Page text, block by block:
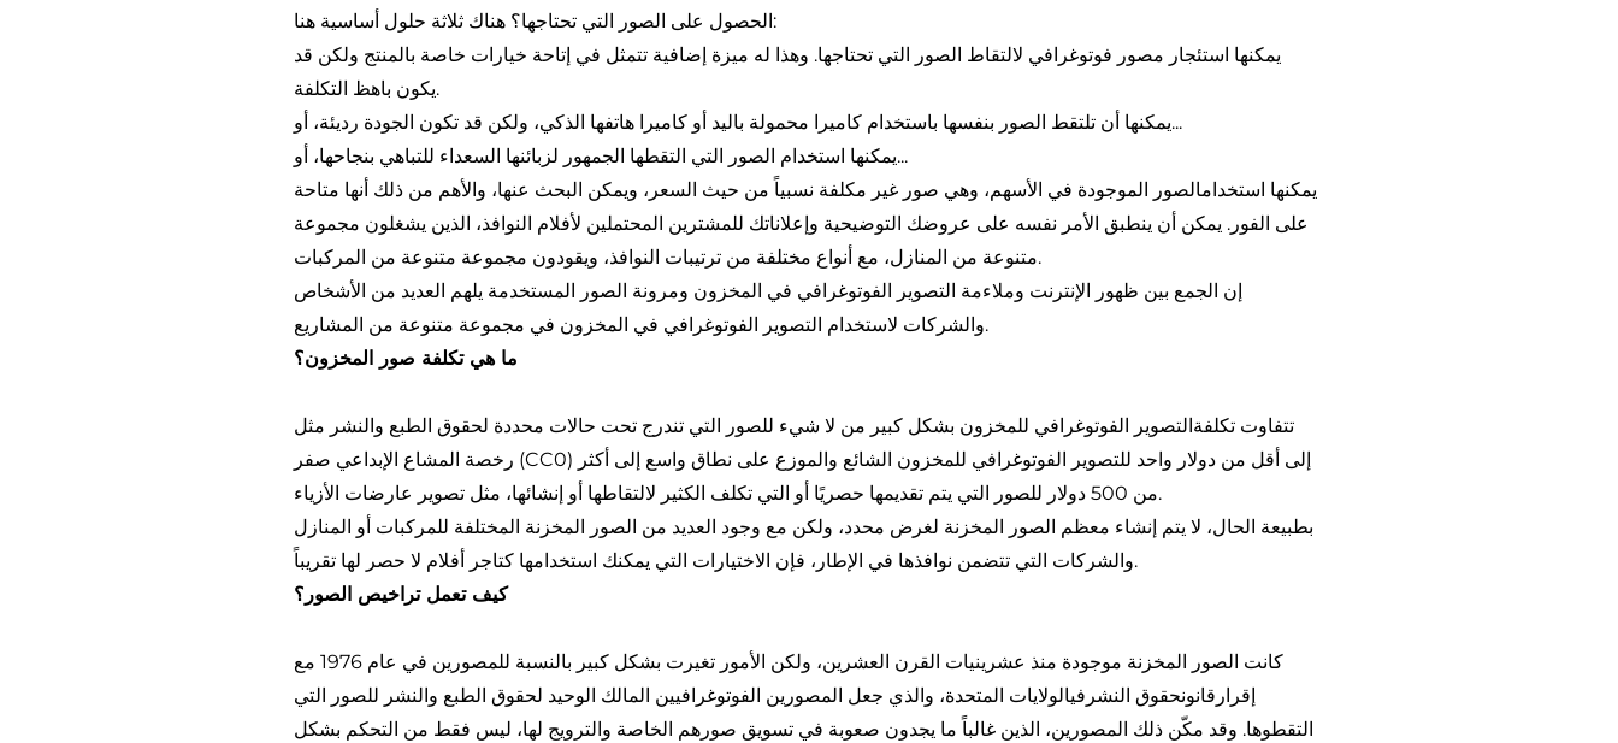
الحصول على الصور التي تحتاجها؟ هناك ثلاثة حلول أساسية هنا:
يمكنها استئجار مصور فوتوغرافي لالتقاط الصور التي تحتاجها. وهذا له ميزة إضافية تتمثل في إتاحة خيارات خاصة بالمنتج ولكن قد
يكون باهظ التكلفة.
يمكنها أن تلتقط الصور بنفسها باستخدام كاميرا محمولة باليد أو كاميرا هاتفها الذكي، ولكن قد تكون الجودة رديئة، أو...
يمكنها استخدام الصور التي التقطها الجمهور لزبائنها السعداء للتباهي بنجاحها، أو...
يمكنها استخدامالصور الموجودة في الأسهم، وهي صور غير مكلفة نسبياً من حيث السعر، ويمكن البحث عنها، والأهم من ذلك أنها متاحة
على الفور. يمكن أن ينطبق الأمر نفسه على عروضك التوضيحية وإعلاناتك للمشترين المحتملين لأفلام النوافذ، الذين يشغلون مجموعة
متنوعة من المنازل، مع أنواع مختلفة من ترتيبات النوافذ، ويقودون مجموعة متنوعة من المركبات.
إن الجمع بين ظهور الإنترنت وملاءمة التصوير الفوتوغرافي في المخزون ومرونة الصور المستخدمة يلهم العديد من الأشخاص
والشركات لاستخدام التصوير الفوتوغرافي في المخزون في مجموعة متنوعة من المشاريع.
ما هي تكلفة صور المخزون؟
تتفاوت تكلفةالتصوير الفوتوغرافي للمخزون بشكل كبير من لا شيء للصور التي تندرج تحت حالات محددة لحقوق الطبع والنشر مثل
رخصة المشاع الإبداعي صفر (CC0) إلى أقل من دولار واحد للتصوير الفوتوغرافي للمخزون الشائع والموزع على نطاق واسع إلى أكثر
من 500 دولار للصور التي يتم تقديمها حصريًا أو التي تكلف الكثير لالتقاطها أو إنشائها، مثل تصوير عارضات الأزياء.
بطبيعة الحال، لا يتم إنشاء معظم الصور المخزنة لغرض محدد، ولكن مع وجود العديد من الصور المخزنة المختلفة للمركبات أو المنازل
والشركات التي تتضمن نوافذها في الإطار، فإن الاختيارات التي يمكنك استخدامها كتاجر أفلام لا حصر لها تقريباً.
كيف تعمل تراخيص الصور؟
كانت الصور المخزنة موجودة منذ عشرينيات القرن العشرين، ولكن الأمور تغيرت بشكل كبير بالنسبة للمصورين في عام 1976 مع
إقرار قانونحقوق النشر فيالولايات المتحدة، والذي جعل المصورين الفوتوغرافيين المالك الوحيد لحقوق الطبع والنشر للصور التي
التقطوها. وقد مكّن ذلك المصورين، الذين غالباً ما يجدون صعوبة في تسويق صورهم الخاصة والترويج لها، ليس فقط من التحكم بشكل